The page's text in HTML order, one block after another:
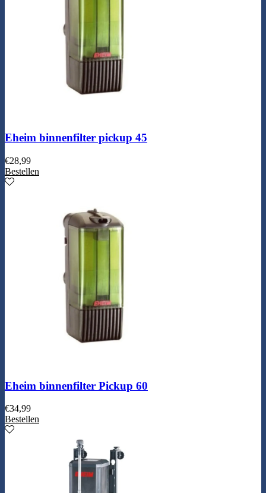
Eheim binnenfilter pickup 45
€28,99
Bestellen
Eheim binnenfilter Pickup 60
€34,99
Bestellen